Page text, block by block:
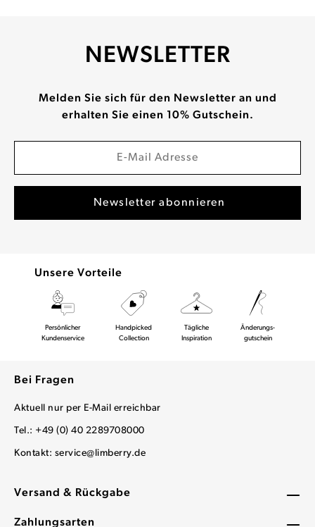
Versand & Rückgabe
Zahlungsarten
NEWSLETTER
Melden Sie sich für den Newsletter an und
erhalten Sie einen 10% Gutschein.
Unsere Vorteile
Persönlicher
Kundenservice
Handpicked
Collection
Tägliche
Inspiration
Änderungs-
gutschein
Bei Fragen
Aktuell nur per E-Mail erreichbar
Tel.: +49 (0) 40 2289708000
Kontakt: service@limberry.de